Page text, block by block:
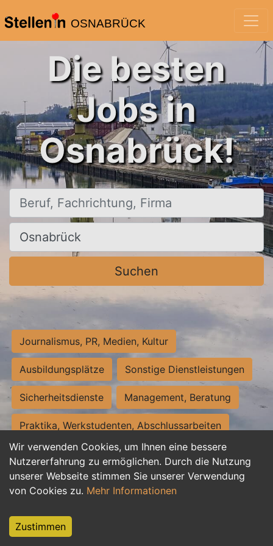
OSNABRÜCK
Wir verwenden Cookies, um Ihnen eine bessere
Nutzererfahrung zu ermöglichen. Durch die Nutzung
unserer Webseite stimmen Sie unserer Verwendung
von Cookies zu. Mehr Informationen
Zustimmen
Die besten
Jobs in
Osnabrück!
Beruf, Fachrichtung, Firma
Ort, Stadt
Suchen
Journalismus, PR, Medien, Kultur
Ausbildungsplätze Sonstige Dienstleistungen
Sicherheitsdienste Management, Beratung
Praktika, Werkstudenten, Abschlussarbeiten
Personalwesen Assistenz, Sekretariat
Hilfskräfte, Aushilfs- und Nebenjobs
Weiterbildung, Studium, duale Ausbildung